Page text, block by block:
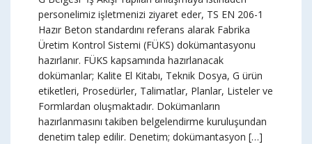
personelimiz işletmenizi ziyaret eder, TS EN 206-1
Hazır Beton standardını referans alarak Fabrika
Üretim Kontrol Sistemi (FÜKS) dokümantasyonu
hazırlanır. FÜKS kapsamında hazırlanacak
dokümanlar; Kalite El Kitabı, Teknik Dosya, G ürün
etiketleri, Prosedürler, Talimatlar, Planlar, Listeler ve
Formlardan oluşmaktadır. Dokümanların
hazırlanmasını takiben belgelendirme kuruluşundan
denetim talep edilir. Denetim; dokümantasyon […]